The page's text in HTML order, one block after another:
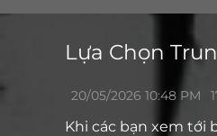
Lựa Chọn
20/05/2026 10:48 PM
Khi các bạn xem tới